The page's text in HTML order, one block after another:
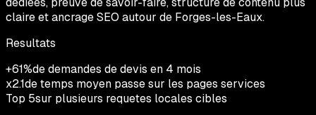
claire et ancrage SEO autour de Forges-les-Eaux.
Resultats
+61%de demandes de devis en 4 mois
x2.1de temps moyen passe sur les pages services
Top 5sur plusieurs requetes locales cibles